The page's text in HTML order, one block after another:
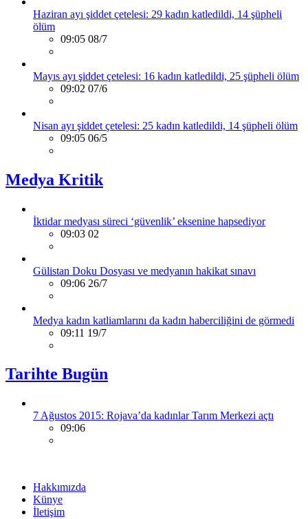
Haziran ayı şiddet çetelesi: 29 kadın katledildi, 14 şüpheli
ölüm
09:05 08/7
Mayıs ayı şiddet çetelesi: 16 kadın katledildi, 25 şüpheli ölüm
09:02 07/6
Nisan ayı şiddet çetelesi: 25 kadın katledildi, 14 şüpheli ölüm
09:05 06/5
Medya Kritik
İktidar medyası süreci ‘güvenlik’ eksenine hapsediyor
09:03 02
Gülistan Doku Dosyası ve medyanın hakikat sınavı
09:06 26/7
Medya kadın katliamlarını da kadın haberciliğini de görmedi
09:11 19/7
Tarihte Bugün
7 Ağustos 2015: Rojava’da kadınlar Tarım Merkezi açtı
09:06
Hakkımızda
Künye
İletişim